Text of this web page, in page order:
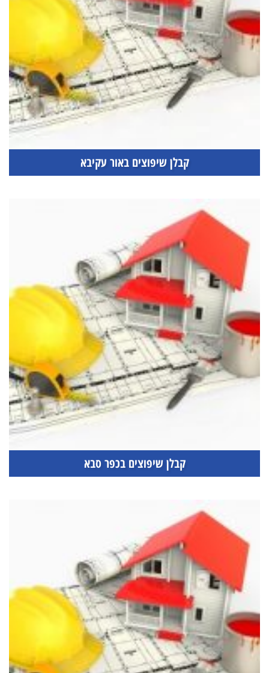
קבלן שיפוצים באור עקיבא
קבלן שיפוצים בכפר סבא